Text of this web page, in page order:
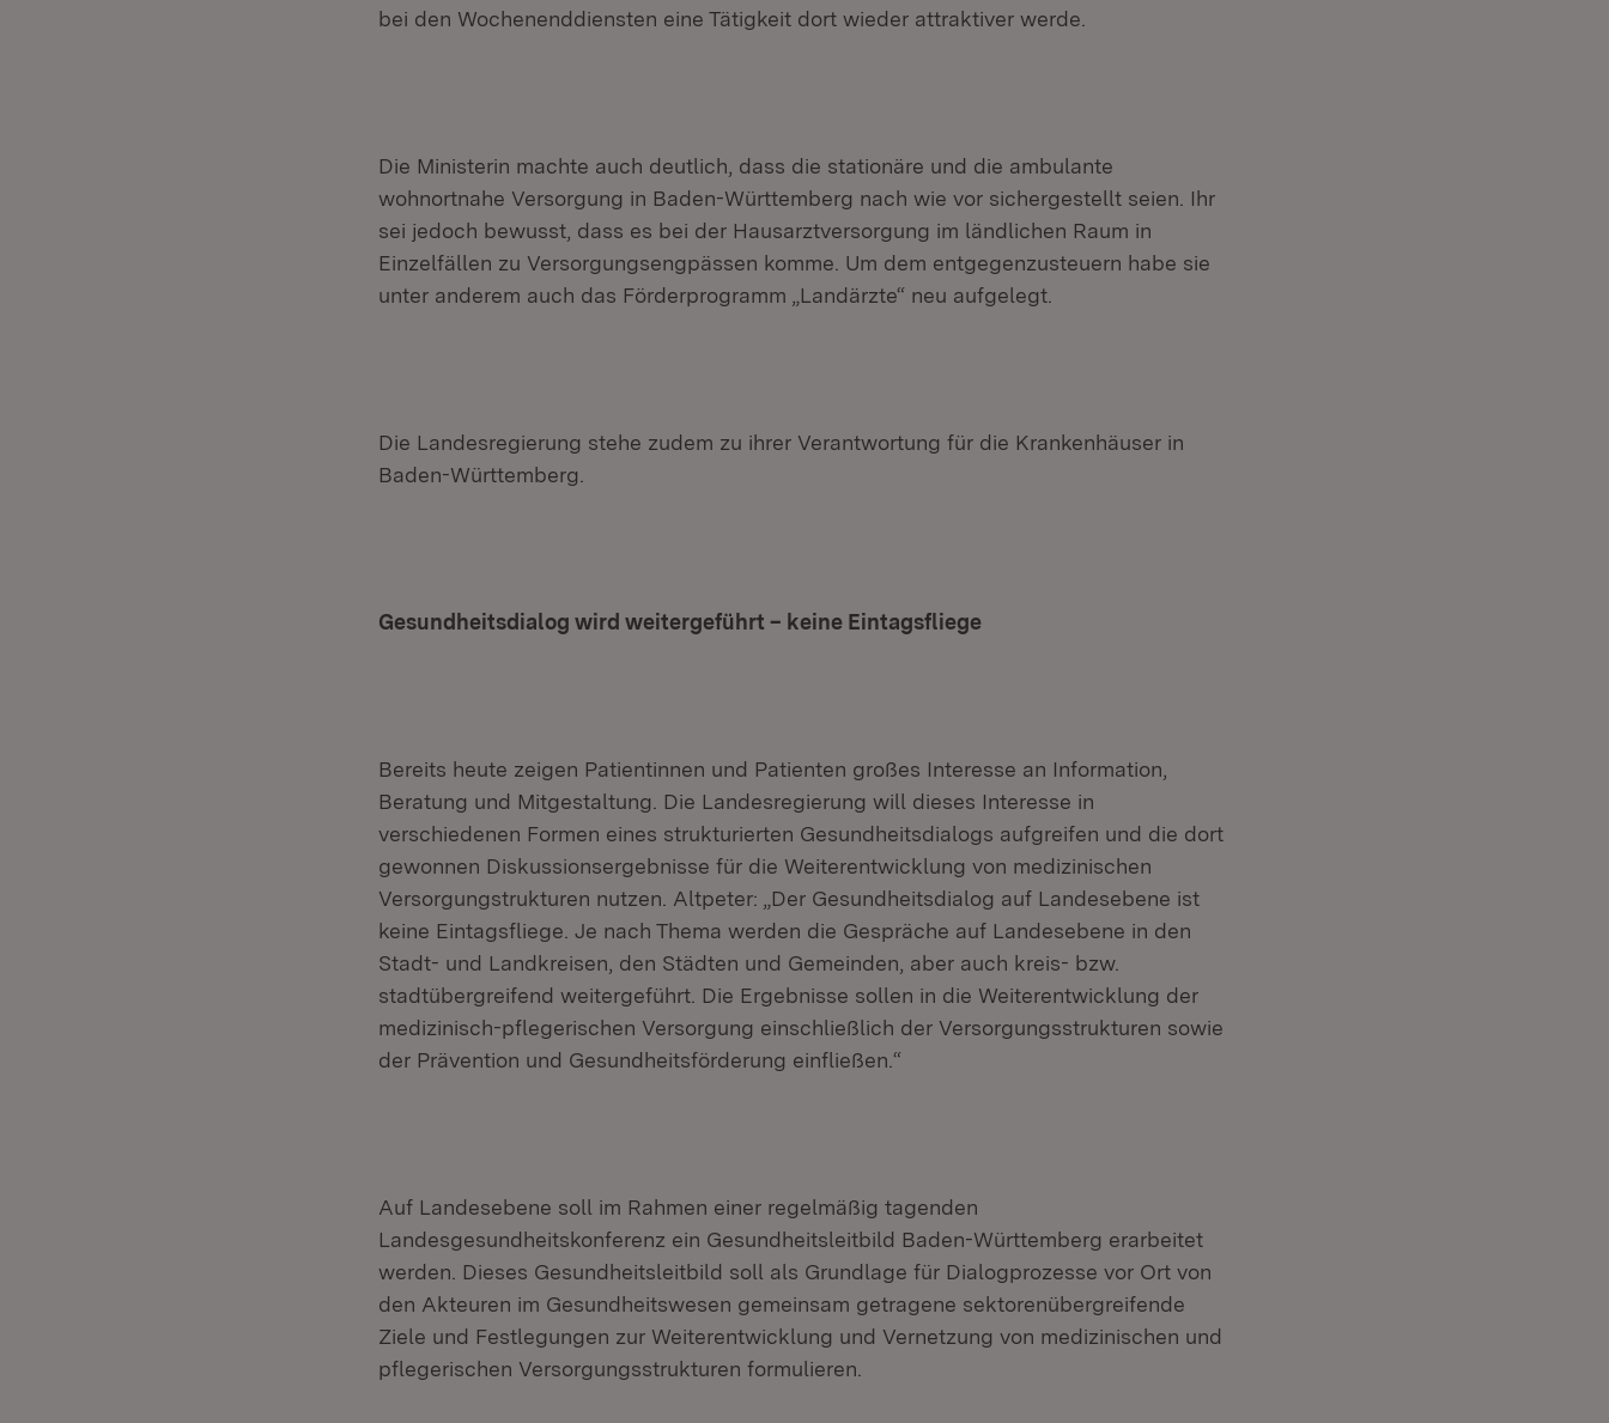
bei den Wochenenddiensten eine Tätigkeit dort wieder attraktiver werde.
Die Ministerin machte auch deutlich, dass die stationäre und die ambulante
wohnortnahe Versorgung in Baden-Württemberg nach wie vor sichergestellt seien. Ihr
sei jedoch bewusst, dass es bei der Hausarztversorgung im ländlichen Raum in
Einzelfällen zu Versorgungsengpässen komme. Um dem entgegenzusteuern habe sie
unter anderem auch das Förderprogramm „Landärzte“ neu aufgelegt.
Die Landesregierung stehe zudem zu ihrer Verantwortung für die Krankenhäuser in
Baden-Württemberg.
Gesundheitsdialog wird weitergeführt – keine Eintagsfliege
Bereits heute zeigen Patientinnen und Patienten großes Interesse an Information,
Beratung und Mitgestaltung. Die Landesregierung will dieses Interesse in
verschiedenen Formen eines strukturierten Gesundheitsdialogs aufgreifen und die dort
gewonnen Diskussionsergebnisse für die Weiterentwicklung von medizinischen
Versorgungstrukturen nutzen. Altpeter: „Der Gesundheitsdialog auf Landesebene ist
keine Eintagsfliege. Je nach Thema werden die Gespräche auf Landesebene in den
Stadt- und Landkreisen, den Städten und Gemeinden, aber auch kreis- bzw.
stadtübergreifend weitergeführt. Die Ergebnisse sollen in die Weiterentwicklung der
medizinisch-pflegerischen Versorgung einschließlich der Versorgungsstrukturen sowie
der Prävention und Gesundheitsförderung einfließen.“
Auf Landesebene soll im Rahmen einer regelmäßig tagenden
Landesgesundheitskonferenz ein Gesundheitsleitbild Baden-Württemberg erarbeitet
werden. Dieses Gesundheitsleitbild soll als Grundlage für Dialogprozesse vor Ort von
den Akteuren im Gesundheitswesen gemeinsam getragene sektorenübergreifende
Ziele und Festlegungen zur Weiterentwicklung und Vernetzung von medizinischen und
pflegerischen Versorgungsstrukturen formulieren.